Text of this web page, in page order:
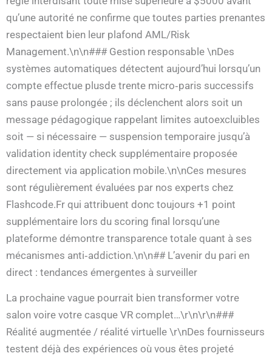
qu’une autorité ne confirme que toutes parties prenantes
respectaient bien leur plafond AML/Risk
Management.\n\n### Gestion responsable \nDes
systèmes automatiques détectent aujourd’hui lorsqu’un
compte effectue plusde trente micro‑paris successifs
sans pause prolongée ; ils déclenchent alors soit un
message pédagogique rappelant limites autoexcluibles
soit — si nécessaire — suspension temporaire jusqu’à
validation identity check supplémentaire proposée
directement via application mobile.\n\nCes mesures
sont régulièrement évaluées par nos experts chez
Flashcode.Fr qui attribuent donc toujours +1 point
supplémentaire lors du scoring final lorsqu’une
plateforme démontre transparence totale quant à ses
mécanismes anti‐addiction.\n\n## L’avenir du pari en
direct : tendances émergentes à surveiller
La prochaine vague pourrait bien transformer votre
salon voire votre casque VR complet…\r\n\r\n###
Réalité augmentée / réalité virtuelle \r\nDes fournisseurs
testent déjà des expériences où vous êtes projeté